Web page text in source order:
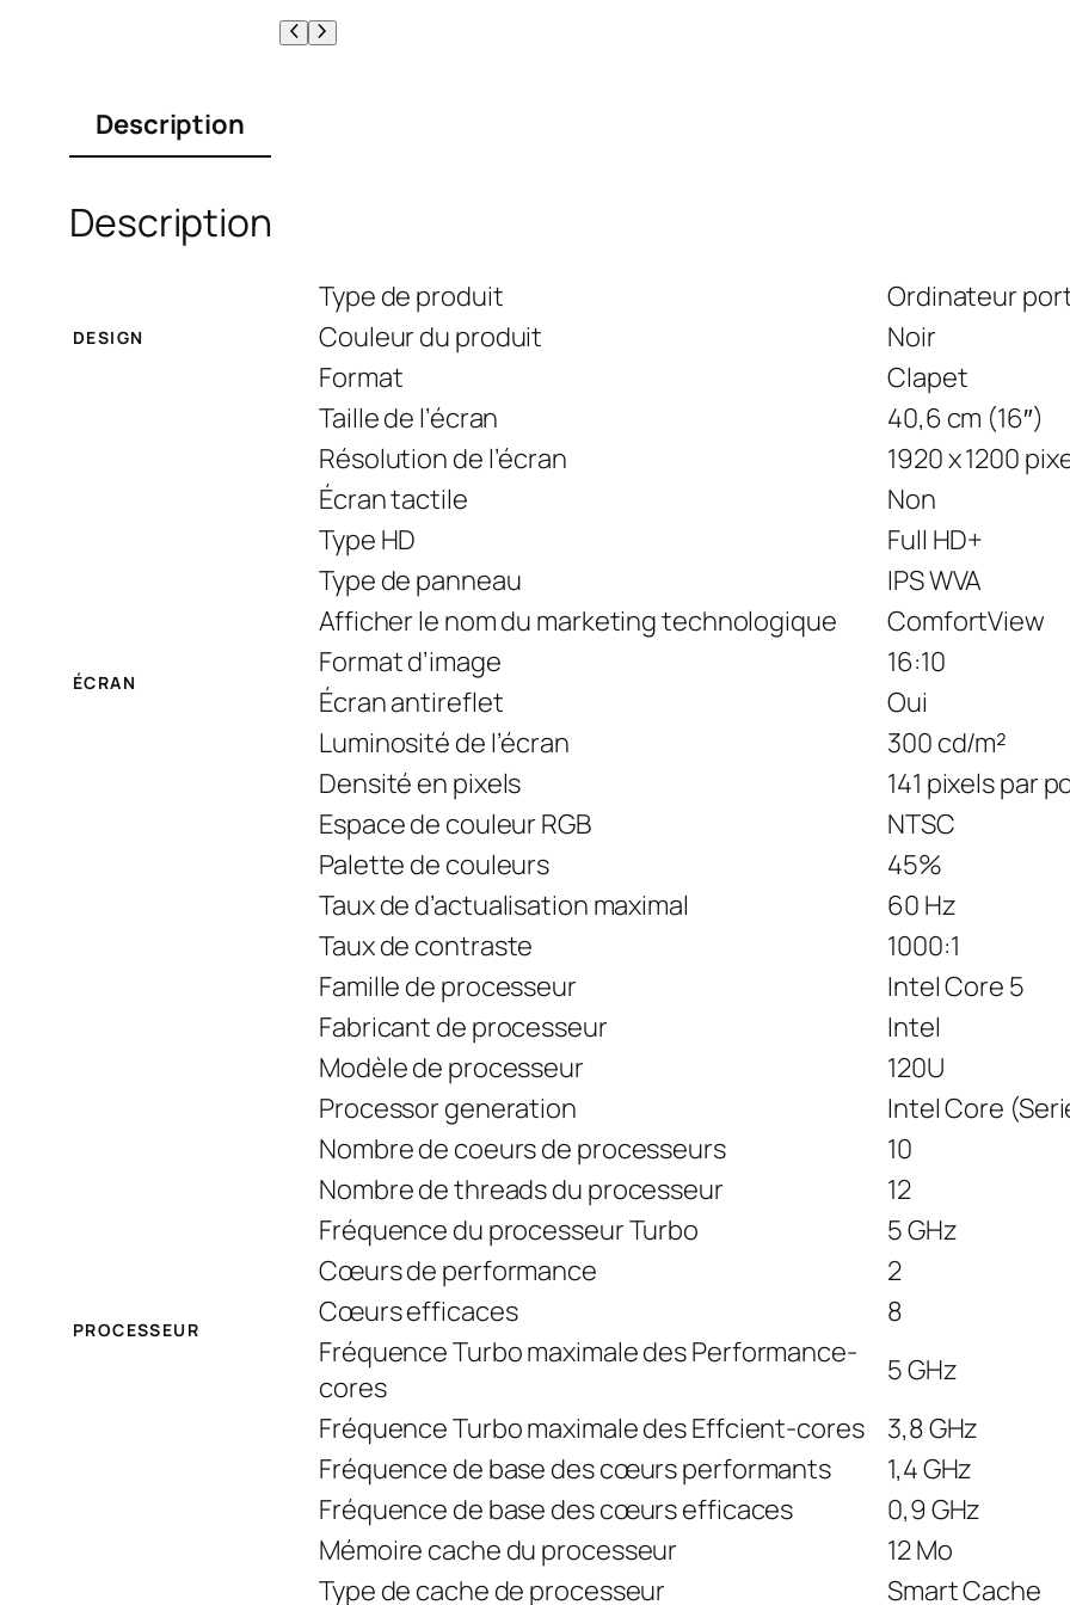
Description
Description
DESIGN
Type de produit
Ordinateur
Couleur du produit
Noir
Format
Clapet
ÉCRAN
Taille de l’écran
40,6 cm (16″)
Résolution de l’écran
1920 x 1200
Écran tactile
Non
Type HD
Full HD+
Type de panneau
IPS WVA
Afficher le nom du marketing technologique
ComfortView
Format d’image
16:10
Écran antireflet
Oui
Luminosité de l’écran
300 cd/m²
Densité en pixels
141 pixels par
Espace de couleur RGB
NTSC
Palette de couleurs
45%
Taux de d’actualisation maximal
60 Hz
Taux de contraste
1000:1
PROCESSEUR
Famille de processeur
Intel Core 5
Fabricant de processeur
Intel
Modèle de processeur
120U
Processor generation
Intel Core
Nombre de coeurs de processeurs
10
Nombre de threads du processeur
12
Fréquence du processeur Turbo
5 GHz
Cœurs de performance
2
Cœurs efficaces
8
Fréquence Turbo maximale des Performance-
cores
5 GHz
Fréquence Turbo maximale des Effcient-cores
3,8 GHz
Fréquence de base des cœurs performants
1,4 GHz
Fréquence de base des cœurs efficaces
0,9 GHz
Mémoire cache du processeur
12 Mo
Type de cache de processeur
Smart Cache